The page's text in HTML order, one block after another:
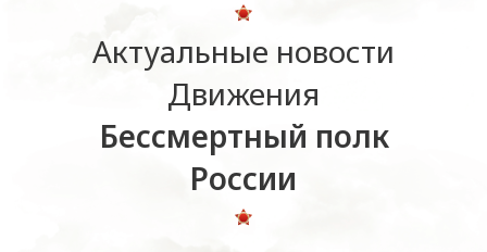
Актуальные новости
Движения
Бессмертный полк
России